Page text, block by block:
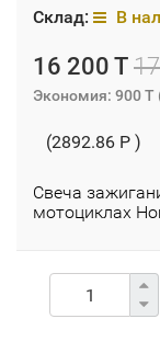
Склад: В
16 200 T
Экономия: 900 T
(2892.86 P )
Свеча
мотоциклах